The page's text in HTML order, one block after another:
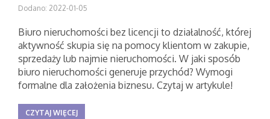
Dodano: 2022-01-05
Biuro nieruchomości bez licencji to działalność, której
aktywność skupia się na pomocy klientom w zakupie,
sprzedaży lub najmie nieruchomości. W jaki sposób
biuro nieruchomości generuje przychód? Wymogi
formalne dla założenia biznesu. Czytaj w artykule!
CZYTAJ WIĘCEJ